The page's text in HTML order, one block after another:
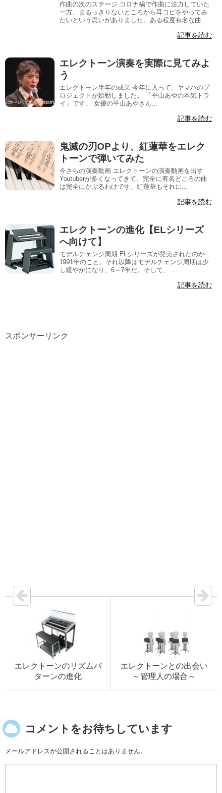
作曲の次のステージ コロナ禍で作曲に注力していた
一方、まるっきりないところから耳コピをやってみ
たいという思いがありました。ある程度有名な曲...
記事を読む
エレクトーン演奏を実際に見てみよ
う
エレクトーン半年の成果 今年に入って、ヤマハのプ
ロジェクトが始動しました。 「平山あやの本気トラ
イ」です。 女優の平山あやさん...
記事を読む
鬼滅の刃OPより、紅蓮華をエレク
トーンで弾いてみた
今さらの演奏動画 エレクトーンの演奏動画を出す
Youtuberが多くなってきて、完全に有名どころの曲
は完全にかぶるわけです。紅蓮華もそれに...
記事を読む
エレクトーンの進化【ELシリーズ
へ向けて】
モデルチェンジ周期 ELシリーズが発売されたのが
1991年のこと。それ以降はモデルチェンジ周期は少
し緩やかになり、6～7年だ。そして、 ...
記事を読む
スポンサーリンク
エレクトーンのリズムパ
ターンの進化
エレクトーンとの出会い
～管理人の場合～
コメントをお待ちしています
メールアドレスが公開されることはありません。